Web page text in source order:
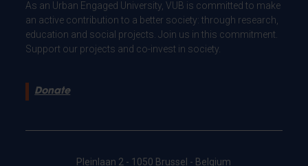
As an Urban Engaged University, VUB is committed to make
an active contribution to a better society: through research,
education and social projects. Join us in this commitment.
Support our projects and co-invest in society.
Donate
Pleinlaan 2 - 1050 Brussel - Belgium